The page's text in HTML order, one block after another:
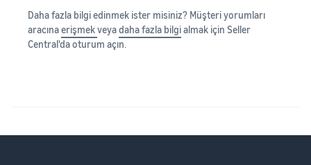
Daha fazla bilgi edinmek ister misiniz? Müşteri yorumları
aracınaerişmekveyadaha fazla bilgialmak için Seller
Central'da oturum açın.